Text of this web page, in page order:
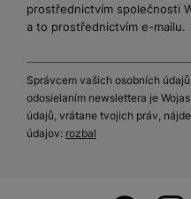
prostřednictvím společnosti
a to prostřednictvím e-mailu.
Správcem vašich osobních
odosielaním newslettera je
údajů, vrátane tvojich práv,
údajov: rozbal